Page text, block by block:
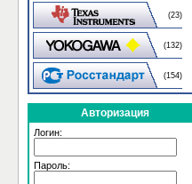
(23)
(132)
(154)
Авторизация
Логин:
Пароль: